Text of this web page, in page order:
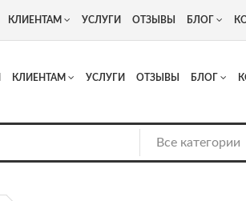
Люберцы, Котельнический проезд 13
КЛИЕНТАМ УСЛУГИ ОТЗЫВЫ БЛОГ
КЛИЕНТАМ УСЛУГИ ОТЗЫВЫ БЛОГ